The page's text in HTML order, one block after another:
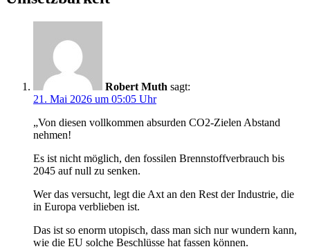
Robert Muth sagt:
21. Mai 2026 um 05:05 Uhr
„Von diesen vollkommen absurden CO2-Zielen Abstand
nehmen!
Es ist nicht möglich, den fossilen Brennstoffverbrauch bis
2045 auf null zu senken.
Wer das versucht, legt die Axt an den Rest der Industrie, die
in Europa verblieben ist.
Das ist so enorm utopisch, dass man sich nur wundern kann,
wie die EU solche Beschlüsse hat fassen können.